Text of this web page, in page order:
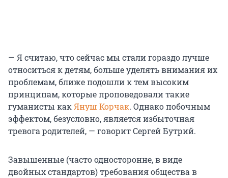
— Я считаю, что сейчас мы стали гораздо лучше
относиться к детям, больше уделять внимания их
проблемам, ближе подошли к тем высоким
принципам, которые проповедовали такие
гуманисты какЯнуш Корчак. Однако побочным
эффектом, безусловно, является избыточная
тревога родителей, — говорит Сергей Бутрий.
Завышенные (часто односторонне, в виде
двойных стандартов) требования общества в